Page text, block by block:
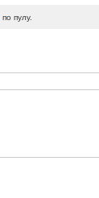
по пулу.